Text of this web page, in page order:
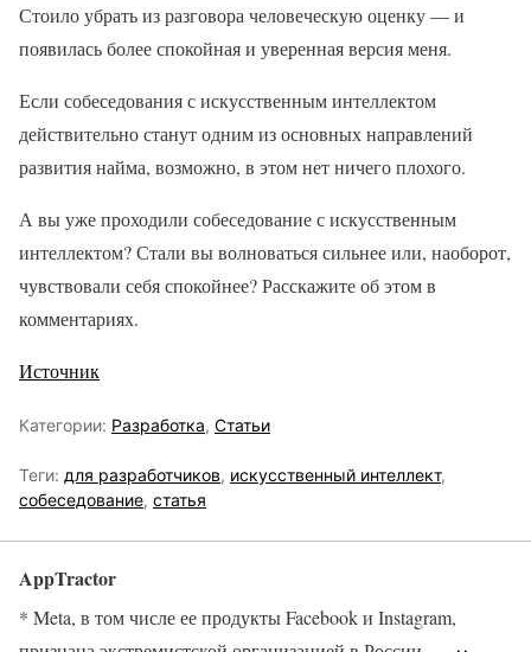
Стоило убрать из разговора человеческую оценку — и
появилась более спокойная и уверенная версия меня.
Если собеседования с искусственным интеллектом
действительно станут одним из основных направлений
развития найма, возможно, в этом нет ничего плохого.
А вы уже проходили собеседование с искусственным
интеллектом? Стали вы волноваться сильнее или, наоборот,
чувствовали себя спокойнее? Расскажите об этом в
комментариях.
Источник
Категории: Разработка, Статьи
Теги: для разработчиков, искусственный интеллект,
собеседование, статья
AppTractor
* Meta, в том числе ее продукты Facebook и Instagram,